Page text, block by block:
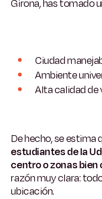
Girona, has tomado
Ciudad
Ambiente
Alta calidad de
De hecho, se estima
estudiantes de la
centro o zonas
razón muy clara:
ubicación.